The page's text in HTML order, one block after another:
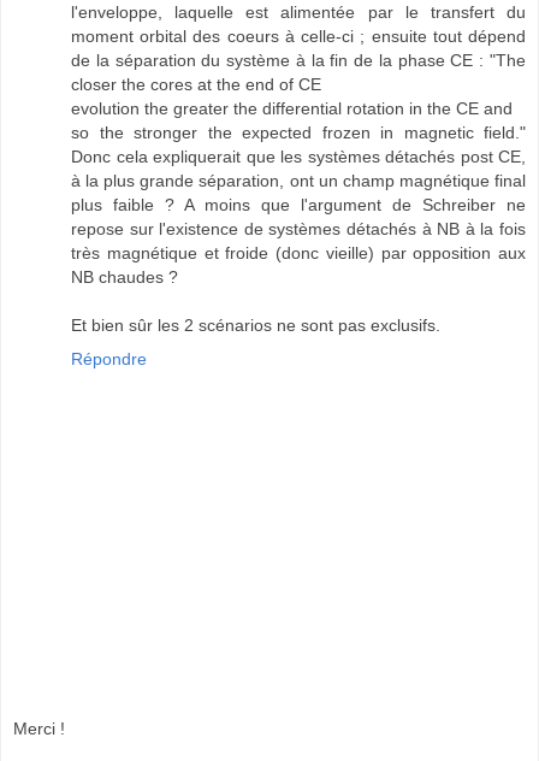
l'enveloppe, laquelle est alimentée par le transfert du
moment orbital des coeurs à celle-ci ; ensuite tout dépend
de la séparation du système à la fin de la phase CE : "The
closer the cores at the end of CE
evolution the greater the differential rotation in the CE and
so the stronger the expected frozen in magnetic field."
Donc cela expliquerait que les systèmes détachés post CE,
à la plus grande séparation, ont un champ magnétique final
plus faible ? A moins que l'argument de Schreiber ne
repose sur l'existence de systèmes détachés à NB à la fois
très magnétique et froide (donc vieille) par opposition aux
NB chaudes ?
Et bien sûr les 2 scénarios ne sont pas exclusifs.
Répondre
Merci !